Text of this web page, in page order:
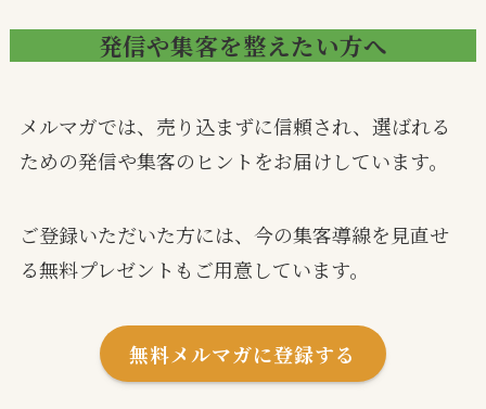
発信や集客を整えたい方へ
メルマガでは、売り込まずに信頼され、選ばれる
ための発信や集客のヒントをお届けしています。
ご登録いただいた方には、今の集客導線を見直せ
る無料プレゼントもご用意しています。
無料メルマガに登録する